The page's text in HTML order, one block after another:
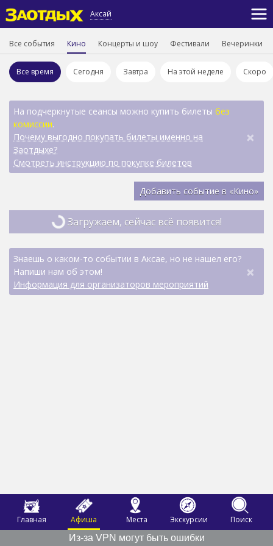
Аксай
Главная Афиша Места Экскурсии
Поиск
Из-за VPN могут быть ошибки
Все события Кино Концерты и шоу Фестивали Вечеринки
Все время Сегодня Завтра На этой неделе Скоро
На подчеркнутые сеансы можно купить билеты без
комиссии.
Почему выгодно покупать билеты именно на
Заотдыхе?
Смотреть инструкцию по покупке билетов
×
Добавить событие в «Кино»
Загружаем, сейчас всё появится!
Знаешь о каком-то событии в Аксае, но не нашел его?
Напиши нам об этом!
Информация для организаторов мероприятий
×